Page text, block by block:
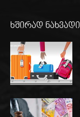
ხშირად ნახვადი